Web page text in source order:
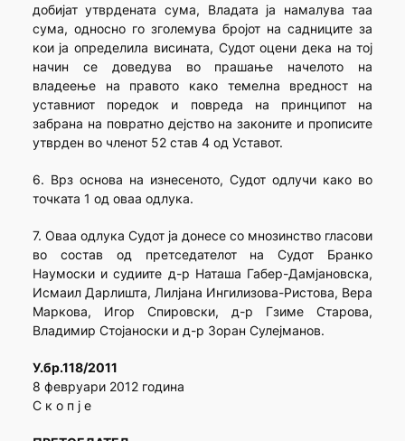
добијат утврдената сума, Владата ја намалува таа
сума, односно го зголемува бројот на садниците за
кои ја определила висината, Судот оцени дека на тој
начин се доведува во прашање начелото на
владеење на правото како темелна вредност на
уставниот поредок и повреда на принципот на
забрана на повратно дејство на законите и прописите
утврден во членот 52 став 4 од Уставот.
6. Врз основа на изнесеното, Судот одлучи како во
точката 1 од оваа одлука.
7. Оваа одлука Судот ја донесе со мнозинство гласови
во состав од претседателот на Судот Бранко
Наумоски и судиите д-р Наташа Габер-Дамјановска,
Исмаил Дарлишта, Лилјана Ингилизова-Ристова, Вера
Маркова, Игор Спировски, д-р Гзиме Старова,
Владимир Стојаноски и д-р Зоран Сулејманов.
У.бр.118/2011
8 февруари 2012 година
С к о п ј е